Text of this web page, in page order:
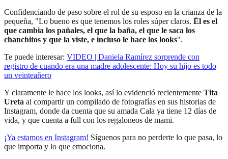
Confidenciando de paso sobre el rol de su esposo en la crianza de la
pequeña, "Lo bueno es que tenemos los roles súper claros. Él es el
que cambia los pañales, el que la baña, el que le saca los
chanchitos y que la viste, e incluso le hace los looks".
Te puede interesar: VIDEO | Daniela Ramírez sorprende con
registro de cuando era una madre adolescente: Hoy su hijo es todo
un veinteañero
Y claramente le hace los looks, así lo evidenció recientemente Tita
Ureta al compartir un compilado de fotografías en sus historias de
Instagram, donde da cuenta que su amada Cala ya tiene 12 días de
vida, y que cuenta a full con los regaloneos de mami.
¡Ya estamos en Instagram! Síguenos para no perderte lo que pasa, lo
que importa y lo que emociona.